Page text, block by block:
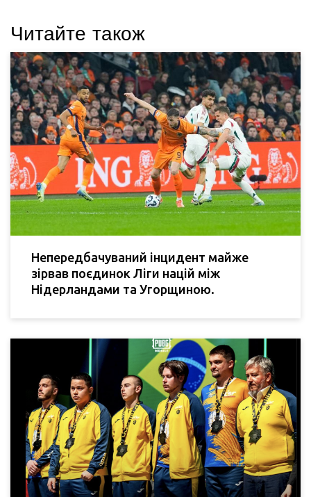
Читайте також
Непередбачуваний інцидент майже
зірвав поєдинок Ліги націй між
Нідерландами та Угорщиною.